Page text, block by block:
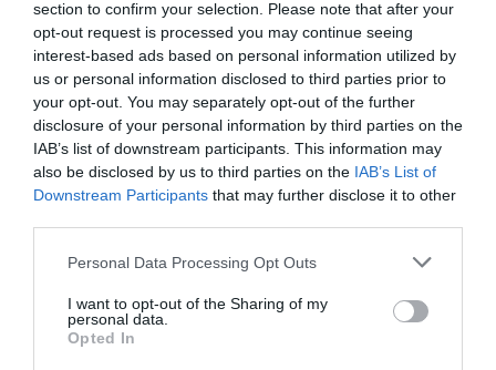
section to confirm your selection. Please note that after your
opt-out request is processed you may continue seeing
interest-based ads based on personal information utilized by
us or personal information disclosed to third parties prior to
your opt-out. You may separately opt-out of the further
disclosure of your personal information by third parties on the
IAB’s list of downstream participants. This information may
also be disclosed by us to third parties on the IAB’s List of
Downstream Participants that may further disclose it to other
Personal Data Processing Opt Outs
I want to opt-out of the Sharing of my
personal data.
Opted In